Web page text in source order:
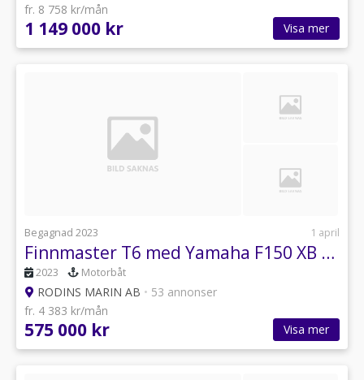
fr. 8 758 kr/mån
1 149 000 kr Visa mer
Begagnad 2023 1 april
Finnmaster T6 med Yamaha F150 XB -23 Ink. Edition 1 & 2
2023 Motorbåt
RODINS MARIN AB • 53 annonser
fr. 4 383 kr/mån
575 000 kr Visa mer